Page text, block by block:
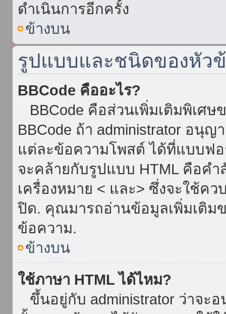
ดำเนินการอีกครั้ง
ข้างบน
รูปแบบและชนิดของหัว
BBCode คืออะไร?
BBCode คือส่วนเพิ่มเติมพิเศ
BBCode ถ้า administrator อนุ
แต่ละข้อความโพสต์ ได้ที่แบบฟ
จะคล้ายกับรูปแบบ HTML คือคำ
เครื่องหมาย < และ> ซึ่งจะใช้ค
ปิด. คุณมารถอ่านข้อมูลเพิ่มเติม
ข้อความ.
ข้างบน
ใช้ภาษา HTML ได้ไหม?
ขึ้นอยู่กับ administrator ว่าจะ